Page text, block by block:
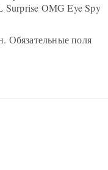
OMG Eye Spy
Обязательные поля